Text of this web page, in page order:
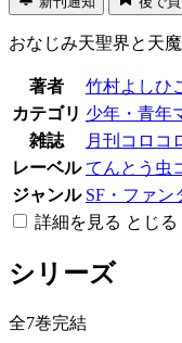
おなじみ天聖界と天
著者
竹村よしひ
カテゴリ 少年・青年
雑誌
月刊コロコ
レーベル てんとう虫
ジャンル SF・ファン
詳細を見る とじる
シリーズ
全7巻完結